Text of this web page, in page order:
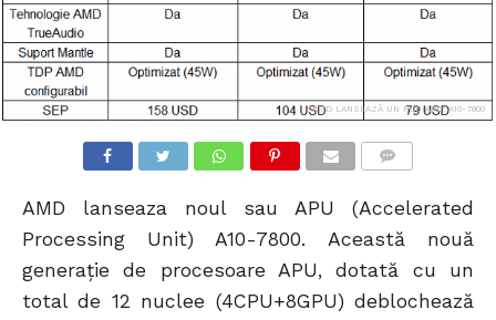
AMD LANSEAZĂ UN NOU APU: A10-7800
AMD lanseaza noul sau APU (Accelerated
Processing Unit) A10-7800. Această nouă
generaţie de procesoare APU, dotată cu un
total de 12 nuclee (4CPU+8GPU) deblochează